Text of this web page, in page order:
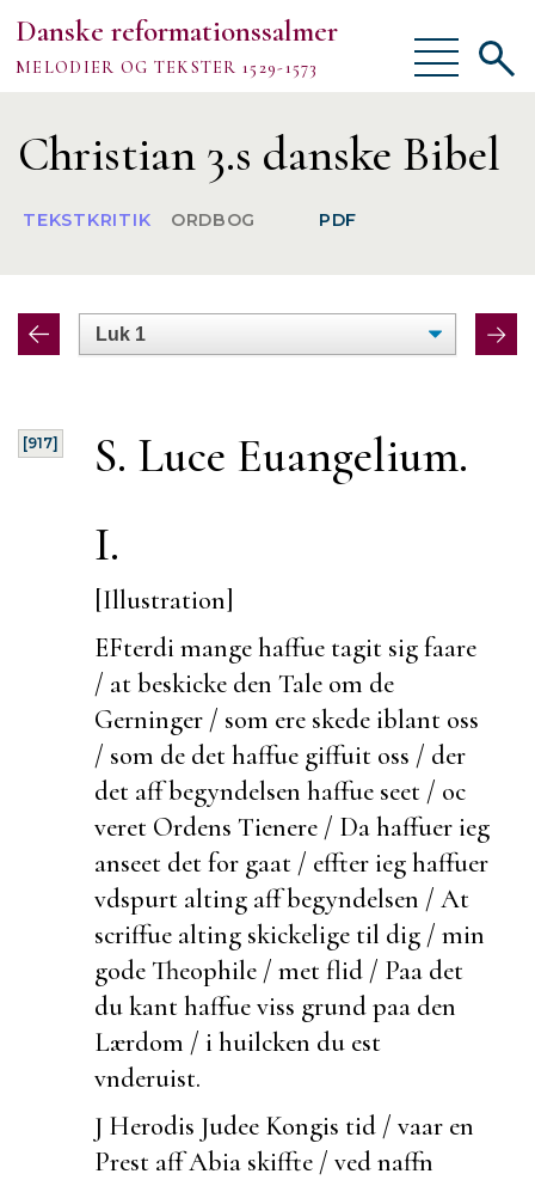
Danske reformationssalmer
MELODIER OG TEKSTER 1529-1573
Vis/skjul
menu
Om
TEKSTER
MELODIER
Vis/
Christian 3.s danske Bibel
TEKSTKRITIK ORDBOG PDF
[917]
S. Luce Euangelium.
I.
[Illustration]
EFterdi mange haffue tagit sig faare
/ atbeskicke den Tale om de
Gerninger / som ere skede iblant oss
/ som de det haffue giffuit oss / der
det aff begyndelsen haffue seet / oc
veret Ordens Tienere / Da haffuer ieg
anseet det for gaat / effter ieg haffuer
vdspurt alting aff begyndelsen / At
scriffue alting skickelige til dig / min
gode Theophile / met flid / Paa det
du kant haffue viss grund paa den
Lærdom / i huilcken du est
vnderuist.
J Herodis Judee Kongis tid / vaar en
Prest aff Abia skiffte / ved naffn